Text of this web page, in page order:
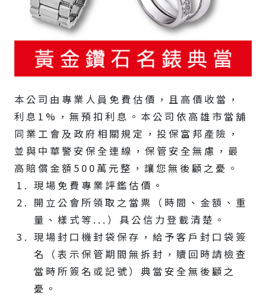
本公司由專業人員免費估價，且高價收當，
利息1%，無預扣利息。本公司依高雄市當舖
同業工會及政府相關規定，投保富邦產險，
並與中華警安保全連線，保管安全無慮，最
高賠償金額500萬元整，讓您無後顧之憂。
現場免費專業評鑑估價。
開立公會所領取之當票（時間、金額、重
量、樣式等...）具公信力登載清楚。
現場封口機封袋保存，給予客戶封口袋簽
名（表示保管期間無拆封，贖回時請檢查
當時所簽名或記號）典當安全無後顧之
憂。